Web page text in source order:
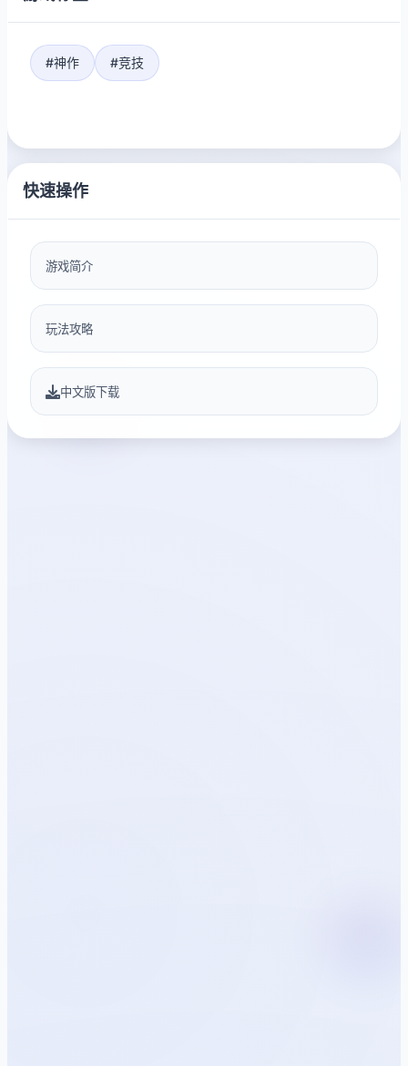
#神作 #竞技
快速操作
游戏简介
玩法攻略
中文版下载